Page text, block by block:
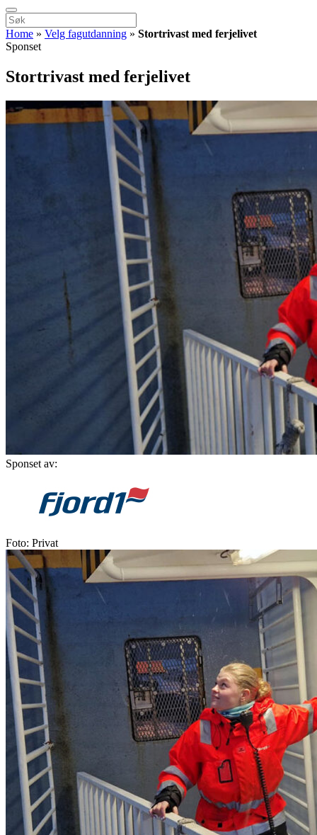
Home » Velg fagutdanning » Stortrivast med ferjelivet
Sponset
Stortrivast med ferjelivet
Sponset av:
Foto: Privat